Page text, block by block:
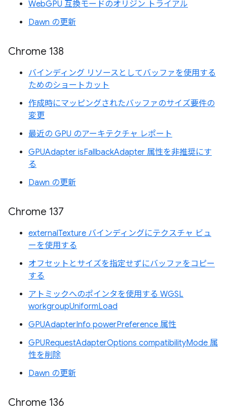
WebGPU 互換モードのオリジン トライアル
Dawn の更新
Chrome 138
バインディング リソースとしてバッファを使用する
ためのショートカット
作成時にマッピングされたバッファのサイズ要件の
変更
最近の GPU のアーキテクチャ レポート
GPUAdapter isFallbackAdapter 属性を非推奨にす
る
Dawn の更新
Chrome 137
externalTexture バインディングにテクスチャ ビュ
ーを使用する
オフセットとサイズを指定せずにバッファをコピー
する
アトミックへのポインタを使用する WGSL
workgroupUniformLoad
GPUAdapterInfo powerPreference 属性
GPURequestAdapterOptions compatibilityMode 属
性を削除
Dawn の更新
Chrome 136